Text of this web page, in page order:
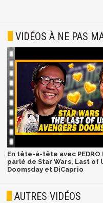
VIDÉOS À NE PAS
En tête-à-tête avec PEDRO
parlé de Star Wars, Last of
Doomsday et DiCaprio
AUTRES VIDÉOS